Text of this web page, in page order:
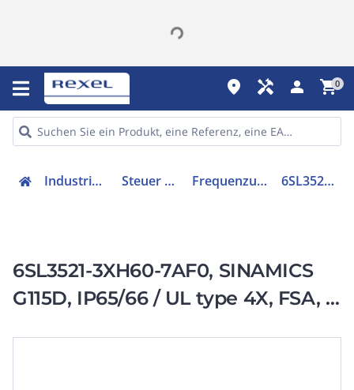
place handyman person shopping_cart0
Industriekomponenten Steuer & Regelgeräte Frequenzumrichter =< 1 kV 6SL35213XH607AF0
6SL3521-3XH60-7AF0, SINAMICS
G115D, IP65/66 / UL type 4X, FSA, 3